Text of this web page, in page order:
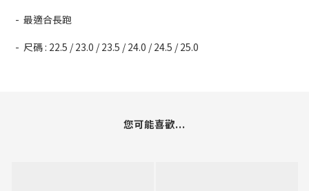
- 最適合長跑
- 尺碼 : 22.5 / 23.0 / 23.5 / 24.0 / 24.5 / 25.0
您可能喜歡...